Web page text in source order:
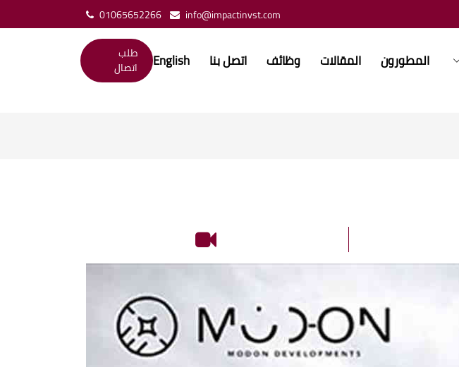
01065652266 info@impactinvst.com
المطورون المقالات وظائف اتصل بنا English
طلب
اتصال